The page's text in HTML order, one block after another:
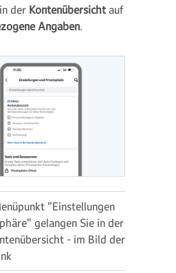
der Kontenübersicht auf
Angaben.
"Einstellungen
gelangen Sie in der
- im Bild der